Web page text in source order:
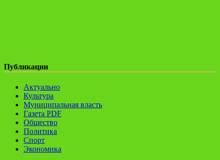
Публикации
Актуально
Культура
Муниципальная власть
Газета PDF
Общество
Политика
Спорт
Экономика